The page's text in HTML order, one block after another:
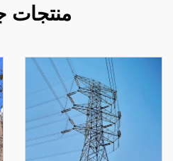
منتجات